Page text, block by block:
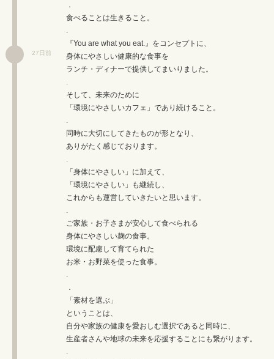
27日前
．
食べることは生きること。
.
『You are what you eat.』をコンセプトに、
身体にやさしい健康的な食事を
ランチ・ディナーで提供してまいりました。
.
そして、未来のために
「環境にやさしいカフェ」であり続けること。
.
同時に大切にしてきたものが形となり、
ありがたく感じております。
.
「身体にやさしい」に加えて、
「環境にやさしい」も継続し、
これからも運営していきたいと思います。
.
ご家族・お子さまが安心して食べられる
身体にやさしい麹の食事。
環境に配慮して育てられた
お米・お野菜を使った食事。
.
．
「素材を選ぶ」
ということは、
自分や家族の健康を愛おしむ選択であると同時に、
生産者さんや地球の未来を応援することにも繋がります。
.